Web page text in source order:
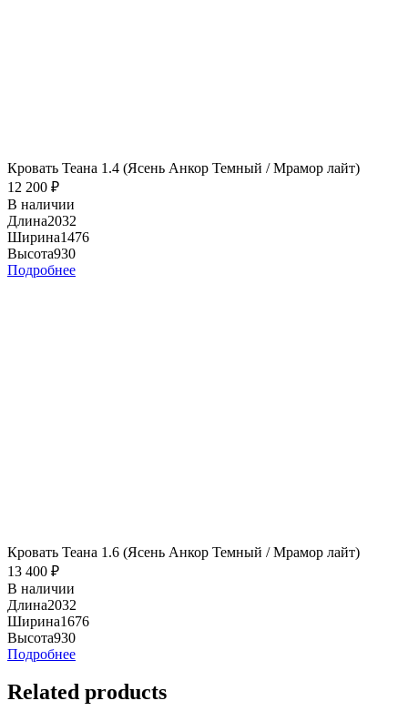
Кровать Теана 1.4 (Ясень Анкор Темный / Мрамор лайт)
12 200 ₽
В наличии
Длина2032
Ширина1476
Высота930
Подробнее
Кровать Теана 1.6 (Ясень Анкор Темный / Мрамор лайт)
13 400 ₽
В наличии
Длина2032
Ширина1676
Высота930
Подробнее
Related products